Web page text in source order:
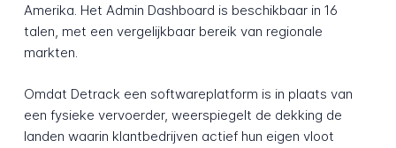
Amerika. Het Admin Dashboard is beschikbaar in 16
talen, met een vergelijkbaar bereik van regionale
markten.
Omdat Detrack een softwareplatform is in plaats van
een fysieke vervoerder, weerspiegelt de dekking de
landen waarin klantbedrijven actief hun eigen vloot